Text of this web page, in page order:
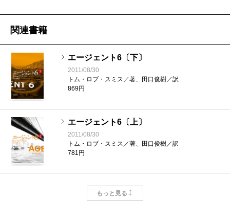
関連書籍
エージェント6〔下〕
2011/08/30
トム・ロブ・スミス／著、田口俊樹／訳
869円
エージェント6〔上〕
2011/08/30
トム・ロブ・スミス／著、田口俊樹／訳
781円
グラーグ57〔下〕
2009/08/28
もっと見る